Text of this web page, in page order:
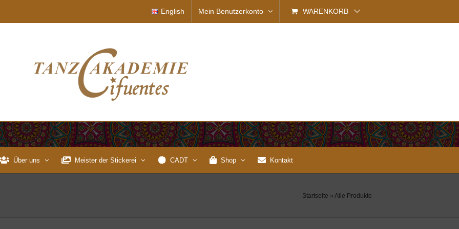
English Mein Benutzerkonto WARENKORB
Über uns Meister der Stickerei CADT Shop Kontakt
Startseite » Alle Produkte